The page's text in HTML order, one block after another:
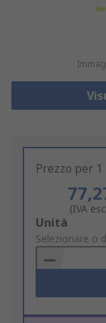
Prezzo per
(IVA
Add
to
Basket
Unità
Selezionare o